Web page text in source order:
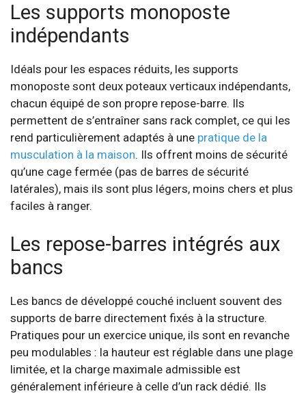
Les supports monoposte
indépendants
Idéals pour les espaces réduits, les supports
monoposte sont deux poteaux verticaux indépendants,
chacun équipé de son propre repose-barre. Ils
permettent de s’entraîner sans rack complet, ce qui les
rend particulièrement adaptés à une pratique de la
musculation à la maison. Ils offrent moins de sécurité
qu’une cage fermée (pas de barres de sécurité
latérales), mais ils sont plus légers, moins chers et plus
faciles à ranger.
Les repose-barres intégrés aux
bancs
Les bancs de développé couché incluent souvent des
supports de barre directement fixés à la structure.
Pratiques pour un exercice unique, ils sont en revanche
peu modulables : la hauteur est réglable dans une plage
limitée, et la charge maximale admissible est
généralement inférieure à celle d’un rack dédié. Ils